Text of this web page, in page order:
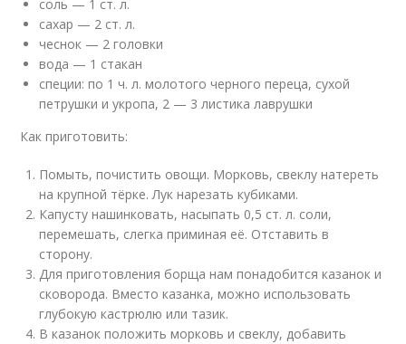
соль — 1 ст. л.
сахар — 2 ст. л.
чеснок — 2 головки
вода — 1 стакан
специи: по 1 ч. л. молотого черного переца, сухой
петрушки и укропа, 2 — 3 листика лаврушки
Как приготовить:
Помыть, почистить овощи. Морковь, свеклу натереть
на крупной тёрке. Лук нарезать кубиками.
Капусту нашинковать, насыпать 0,5 ст. л. соли,
перемешать, слегка приминая её. Отставить в
сторону.
Для приготовления борща нам понадобится казанок и
сковорода. Вместо казанка, можно использовать
глубокую кастрюлю или тазик.
В казанок положить морковь и свеклу, добавить